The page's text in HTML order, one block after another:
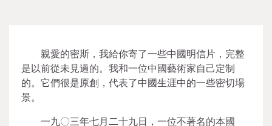
親愛的密斯，我給你寄了一些中國明信片，完整
是以前從未見過的。我和一位中國藝術家自己定制
的。它們很是原創，代表了中國生涯中的一些密切場
景。
一九〇三年七月二十九日，一位不著名的本國